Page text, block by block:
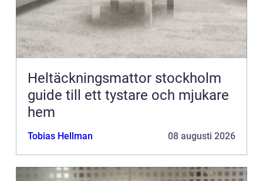
Heltäckningsmattor stockholm
guide till ett tystare och mjukare
hem
Tobias Hellman 08 augusti 2026